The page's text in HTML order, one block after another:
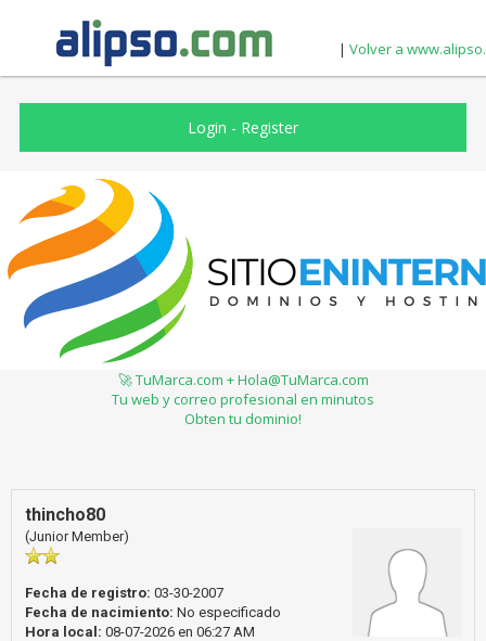
| Volver a
Login - Register
🚀 TuMarca.com + Hola@TuMarca.com
Tu web y correo profesional en minutos
Obten tu dominio!
thincho80
(Junior Member)
Fecha de registro: 03-30-2007
Fecha de nacimiento: No especificado
Hora local: 08-07-2026 en 06:27 AM